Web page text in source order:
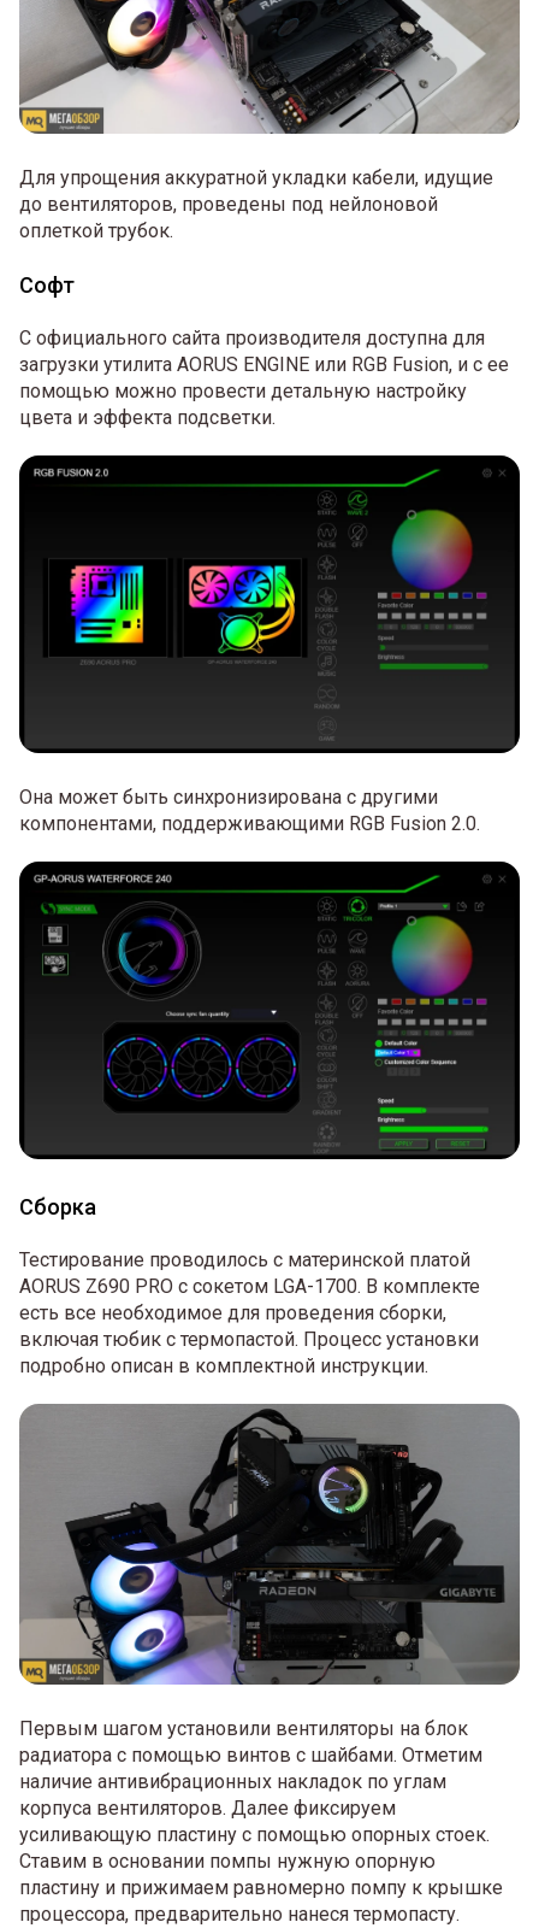
Для упрощения аккуратной укладки кабели, идущие
до вентиляторов, проведены под нейлоновой
оплеткой трубок.
Софт
С официального сайта производителя доступна для
загрузки утилита AORUS ENGINE или RGB Fusion, и с ее
помощью можно провести детальную настройку
цвета и эффекта подсветки.
Она может быть синхронизирована с другими
компонентами, поддерживающими RGB Fusion 2.0.
Сборка
Тестирование проводилось с материнской платой
AORUS Z690 PRO с сокетом LGA-1700. В комплекте
есть все необходимое для проведения сборки,
включая тюбик с термопастой. Процесс установки
подробно описан в комплектной инструкции.
Первым шагом установили вентиляторы на блок
радиатора с помощью винтов с шайбами. Отметим
наличие антивибрационных накладок по углам
корпуса вентиляторов. Далее фиксируем
усиливающую пластину с помощью опорных стоек.
Ставим в основании помпы нужную опорную
пластину и прижимаем равномерно помпу к крышке
процессора, предварительно нанеся термопасту.